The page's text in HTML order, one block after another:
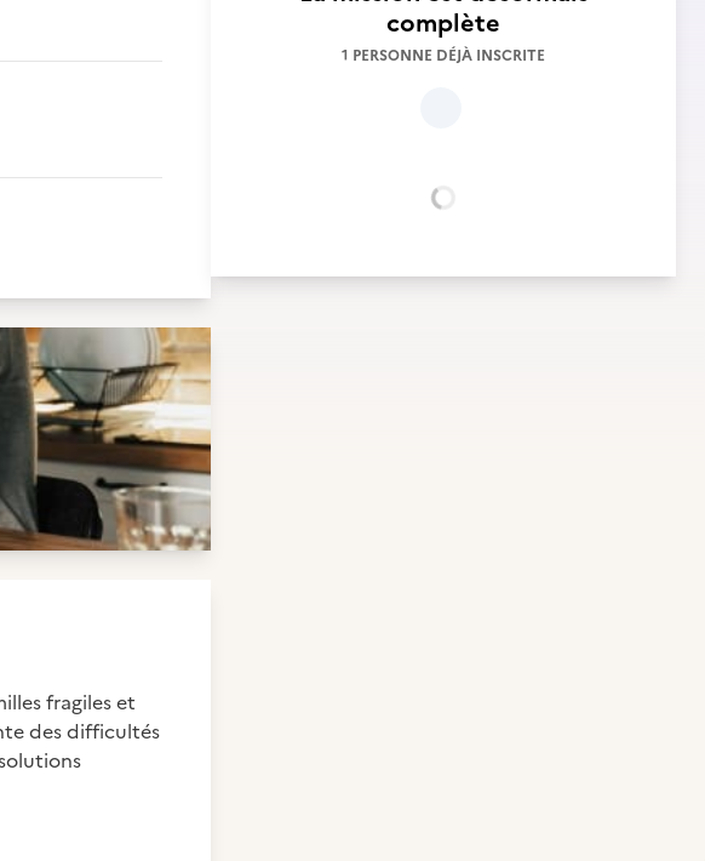
fragiles et
des difficultés
complète
1 PERSONNE DÉJÀ INSCRITE
Chargement...